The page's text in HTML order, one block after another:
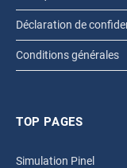
Déclaration de
Conditions générales
TOP PAGES
Simulation Pinel